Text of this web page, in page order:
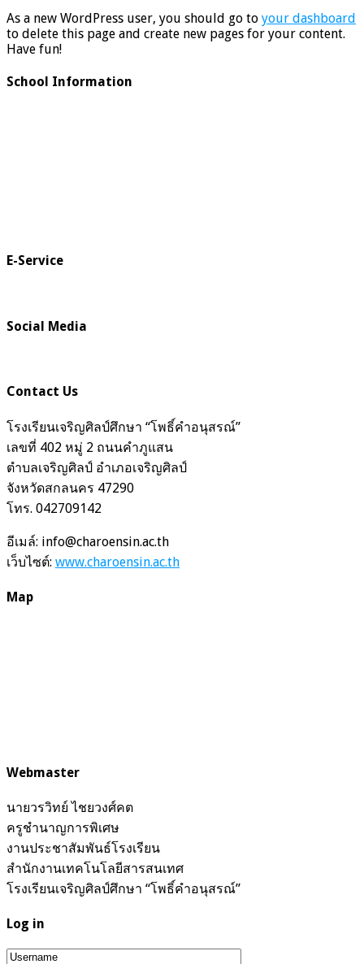
As a new WordPress user, you should go to your dashboard
to delete this page and create new pages for your content.
Have fun!
School Information
E-Service
Social Media
Contact Us
โรงเรียนเจริญศิลป์ศึกษา “โพธิ์คำอนุสรณ์”
เลขที่ 402 หมู่ 2 ถนนคำภูแสน
ตำบลเจริญศิลป์ อำเภอเจริญศิลป์
จังหวัดสกลนคร 47290
โทร. 042709142
อีเมล์: info@charoensin.ac.th
เว็บไซต์: www.charoensin.ac.th
Map
Webmaster
นายวรวิทย์ ไชยวงศ์คต
ครูชำนาญการพิเศษ
งานประชาสัมพันธ์โรงเรียน
สำนักงานเทคโนโลยีสารสนเทศ
โรงเรียนเจริญศิลป์ศึกษา “โพธิ์คำอนุสรณ์”
Log in